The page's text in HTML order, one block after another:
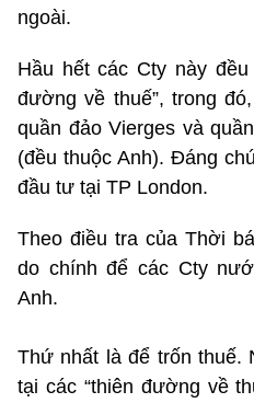
ngoài.
Hầu hết các Cty này
đường về thuế”, trong
quần đảo Vierges và
(đều thuộc Anh). Đáng
đầu tư tại TP London.
Theo điều tra của Thời
do chính để các Cty
Anh.
Thứ nhất là để trốn thuế.
tại các “thiên đường về